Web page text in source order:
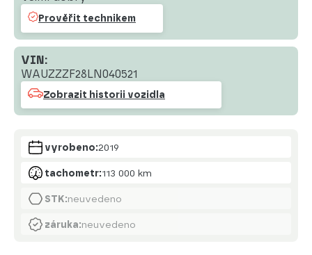
Prověřit technikem
VIN:
WAUZZZF28LN040521
Zobrazit historii vozidla
vyrobeno:2019
tachometr:113 000 km
STK:neuvedeno
záruka:neuvedeno